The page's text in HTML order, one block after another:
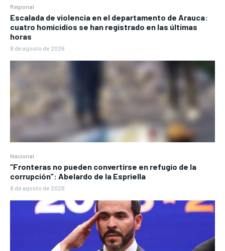
Regional
Escalada de violencia en el departamento de Arauca:
cuatro homicidios se han registrado en las últimas
horas
8 de agosto de 2026
Nacional
“Fronteras no pueden convertirse en refugio de la
corrupción”: Abelardo de la Espriella
8 de agosto de 2026